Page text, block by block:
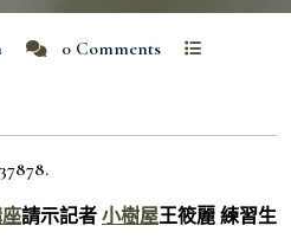
0 Comments
請示記者 小樹屋王筱麗 練習生